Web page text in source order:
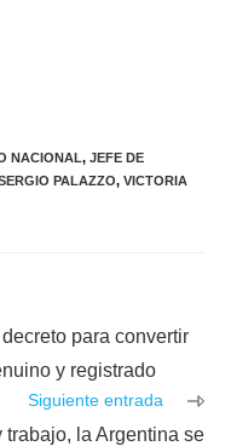
NACIONAL, JEFE DE
PALAZZO, VICTORIA
para convertir
y registrado
Siguiente entrada
la Argentina se